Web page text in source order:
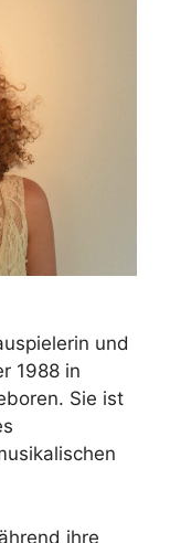
und
1988 in
Sie ist
ihre